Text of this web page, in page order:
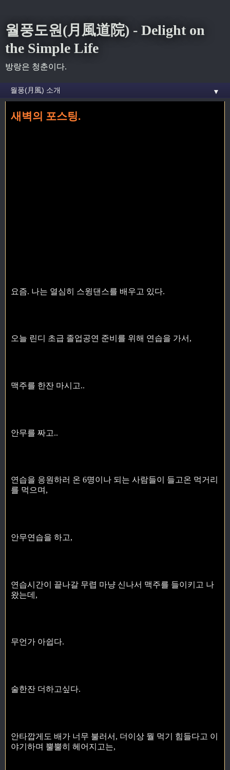
월풍도원(月風道院) - Delight on
the Simple Life
방랑은 청춘이다.
▼
홈» 일기 »새벽의 포스팅.
새벽의 포스팅.
요즘. 나는 열심히 스윙댄스를 배우고 있다.
오늘 린디 초급 졸업공연 준비를 위해 연습을 가서,
맥주를 한잔 마시고..
안무를 짜고..
연습을 응원하러 온 6명이나 되는 사람들이 들고온 먹거리
를 먹으며,
안무연습을 하고,
연습시간이 끝나갈 무렵 마냥 신나서 맥주를 들이키고 나
왔는데,
무언가 아쉽다.
술한잔 더하고싶다.
안타깝게도 배가 너무 불러서, 더이상 뭘 먹기 힘들다고 이
야기하며 뿔뿔히 헤어지고는,